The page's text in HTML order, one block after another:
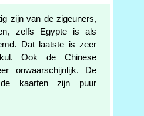
zijn van de zigeuners,
zelfs Egypte is als
Dat laatste is zeer
Ook de Chinese
onwaarschijnlijk. De
kaarten zijn puur